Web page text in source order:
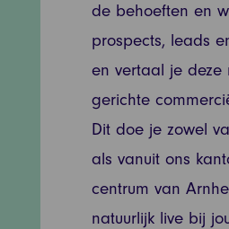
de behoeften en
prospects, leads
en vertaal je deze
gerichte
Dit doe je zowel
als vanuit ons
centrum van
natuurlijk live bij